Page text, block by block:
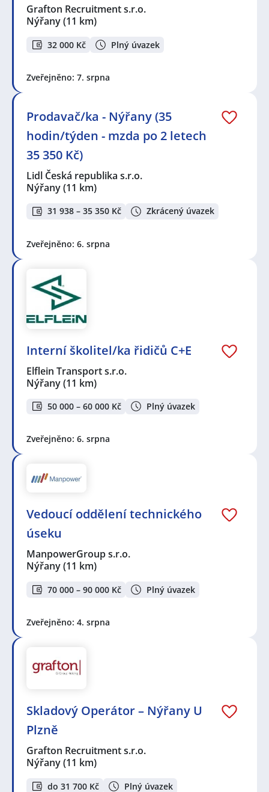
Grafton Recruitment s.r.o.
Nýřany(11 km)
32 000 Kč Plný úvazek
Zveřejněno: 7. srpna
Prodavač/ka - Nýřany (35
hodin/týden - mzda po 2 letech
35 350 Kč)
Lidl Česká republika s.r.o.
Nýřany(11 km)
31 938 – 35 350 Kč Zkrácený úvazek
Zveřejněno: 6. srpna
Interní školitel/ka řidičů C+E
Elflein Transport s.r.o.
Nýřany(11 km)
50 000 – 60 000 Kč Plný úvazek
Zveřejněno: 6. srpna
Vedoucí oddělení technického
úseku
ManpowerGroup s.r.o.
Nýřany(11 km)
70 000 – 90 000 Kč Plný úvazek
Zveřejněno: 4. srpna
Skladový Operátor – Nýřany U
Plzně
Grafton Recruitment s.r.o.
Nýřany(11 km)
do 31 700 Kč Plný úvazek